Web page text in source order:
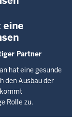
eine
Partner
hat eine gesunde
den Ausbau der
Rolle zu.